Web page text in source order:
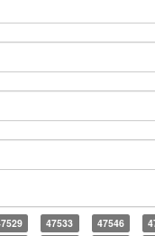
47533 47546